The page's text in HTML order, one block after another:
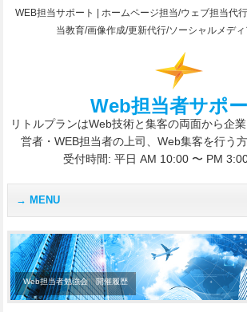
WEB担当サポート | ホームページ担当/ウェブ担当代
当教育/画像作成/更新代行/ソーシャルメデ
Web担当者サポ
リトルプランはWeb技術と集客の両面から企
営者・WEB担当者の上司、Web集客を行う
受付時間: 平日 AM 10:00 〜 PM
MENU
Web担当者勉強会 開催履歴